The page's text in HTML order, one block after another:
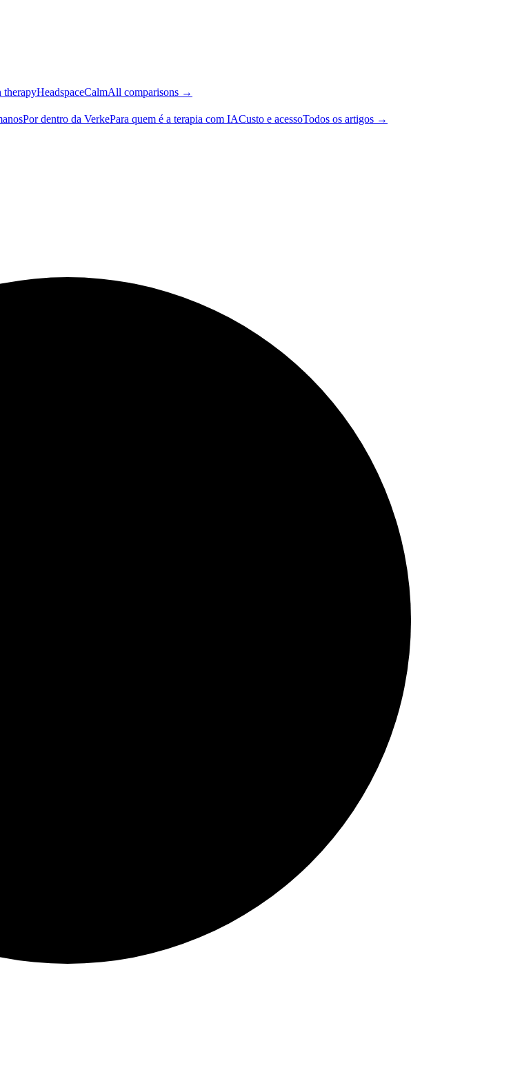
therapyHeadspaceCalmAll comparisons →
Por dentro da VerkePara quem é a terapia com IACusto e acessoTodos os artigos →